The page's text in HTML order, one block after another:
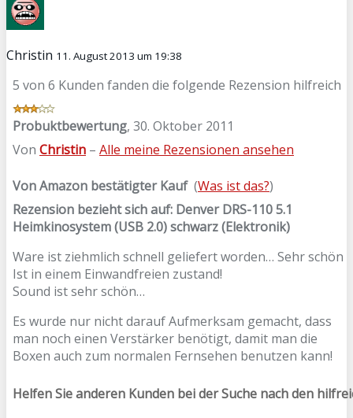
Christin 11. August 2013 um 19:38
5 von 6 Kunden fanden die folgende Rezension hilfreich
Probuktbewertung, 30. Oktober 2011
Von Christin – Alle meine Rezensionen ansehen
Von Amazon bestätigter Kauf (Was ist das?)
Rezension bezieht sich auf: Denver DRS-110 5.1
Heimkinosystem (USB 2.0) schwarz (Elektronik)
Ware ist ziehmlich schnell geliefert worden… Sehr schön
Ist in einem Einwandfreien zustand!
Sound ist sehr schön…
Es wurde nur nicht darauf Aufmerksam gemacht, dass
man noch einen Verstärker benötigt, damit man die
Boxen auch zum normalen Fernsehen benutzen kann!
Helfen Sie anderen Kunden bei der Suche nach den